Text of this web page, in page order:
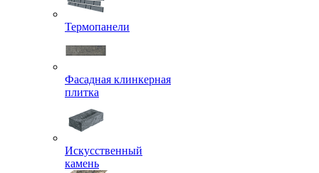
Термопанели
Фасадная клинкерная
плитка
Искусственный
камень